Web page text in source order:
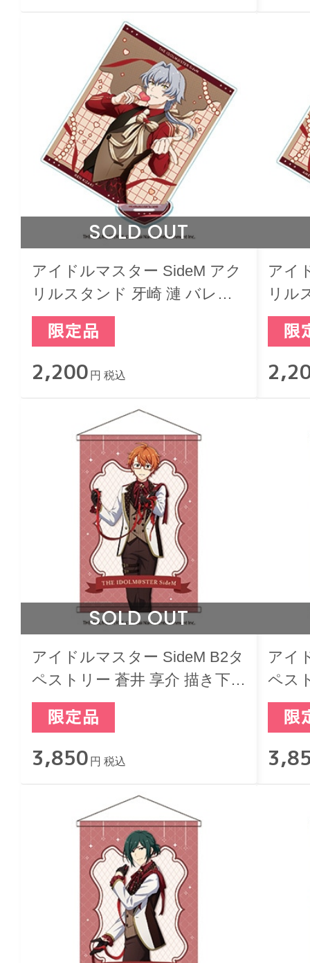
SOLD OUT
アイドルマスター SideM アク
リルスタンド 牙崎 漣 バレン
タインライブ2022
2,200 円 税込
アイ
リル
レン
SOLD OUT
アイドルマスター SideM B2タ
ペストリー 蒼井 享介 描き下
ろし バレンタインライブ2026
-Sweet Style by 2022-
3,850 円 税込
アイ
ペス
ろし
-